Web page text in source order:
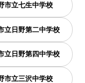
市立七生中学校
立日野第二中学校
立日野第四中学校
市立三沢中学校